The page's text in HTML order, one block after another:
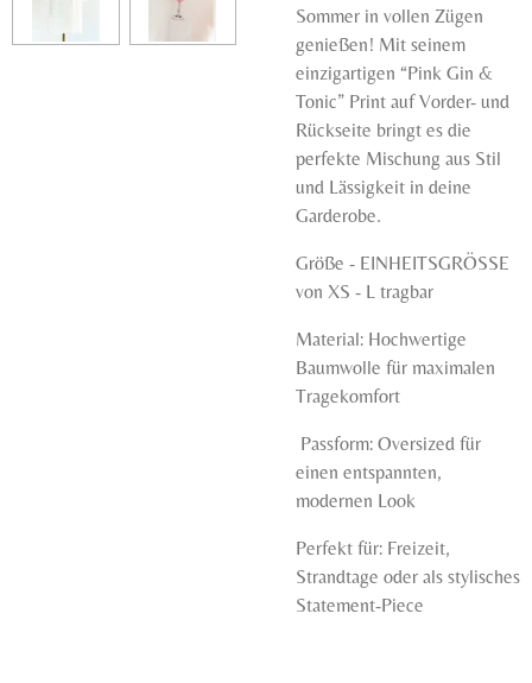
Sommer in vollen Zügen
genießen! Mit seinem
einzigartigen “Pink Gin &
Tonic” Print auf Vorder- und
Rückseite bringt es die
perfekte Mischung aus Stil
und Lässigkeit in deine
Garderobe.
Größe - EINHEITSGRÖSSE
von XS - L tragbar
Material: Hochwertige
Baumwolle für maximalen
Tragekomfort
Passform: Oversized für
einen entspannten,
modernen Look
Perfekt für: Freizeit,
Strandtage oder als stylisches
Statement-Piece